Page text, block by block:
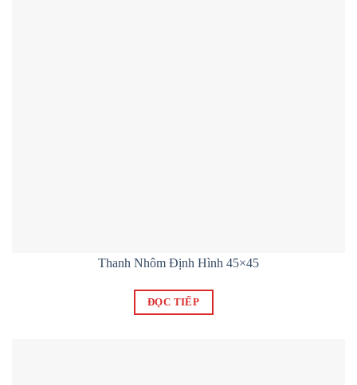
Thanh Nhôm Định Hình 45×45
ĐỌC TIẾP